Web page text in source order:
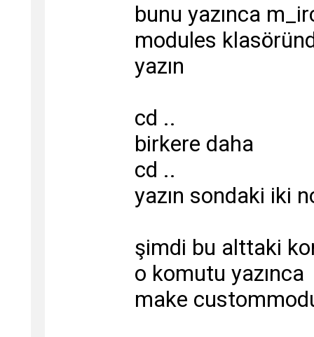
bunu yazınca
modules
yazın
cd ..
birkere daha
cd ..
yazın sondaki iki
şimdi bu alttaki
o komutu yazınca
make